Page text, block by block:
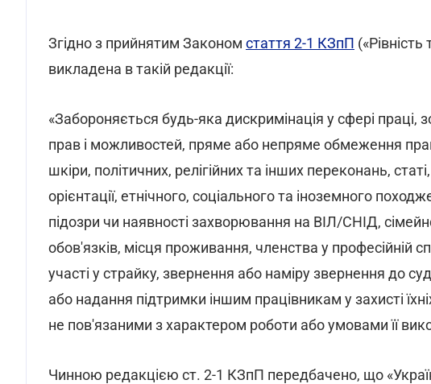
Згідно з прийнятим Законом стаття 2-1 КЗпП
викладена в такій редакції:
«Забороняється будь-яка дискримінація у сфері праці,
прав і можливостей, пряме або непряме обмеження
шкіри, політичних, релігійних та інших переконань,
орієнтації, етнічного, соціального та іноземного
підозри чи наявності захворювання на ВІЛ/СНІД,
обов'язків, місця проживання, членства у професійній
участі у страйку, звернення або наміру звернення до
або надання підтримки іншим працівникам у захисті
не пов'язаними з характером роботи або умовами її
Чинною редакцією ст. 2-1 КЗпП передбачено, що